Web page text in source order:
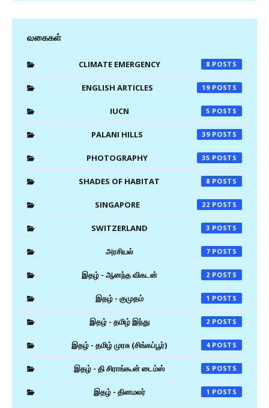
வகைகள்
CLIMATE EMERGENCY 8
ENGLISH ARTICLES 19
IUCN 5
PALANI HILLS 39
PHOTOGRAPHY 35
SHADES OF HABITAT 8
SINGAPORE 22
SWITZERLAND 3
அரசியல் 7
இதழ் - ஆனந்த விகடன் 2
இதழ் - குமுதம் 1
இதழ் - தமிழ் இந்து 2
இதழ் - தமிழ் முரசு (சிங்கப்பூர்) 4
இதழ் - தி சிராங்கூன் டைம்ஸ் 5
இதழ் - தினமலர் 1